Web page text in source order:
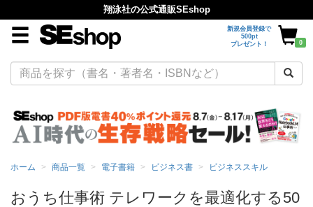
翔泳社の公式通販SEshop
新規会員登録で
500pt
プレゼント！
0
ホーム 商品一覧 電子書籍 ビジネス書 ビジネススキル
おうち仕事術 テレワークを最適化する50